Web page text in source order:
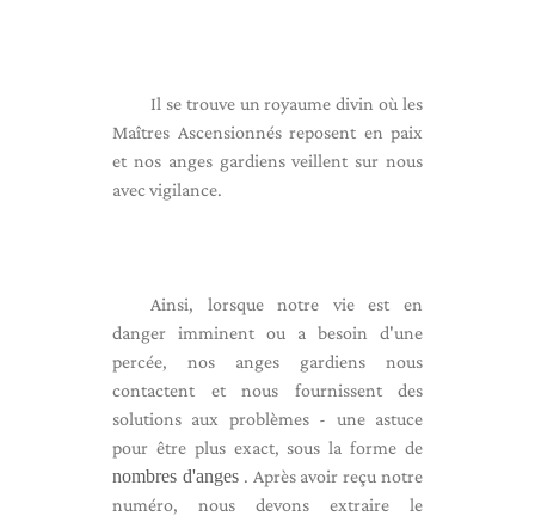
Il se trouve un royaume divin où les
Maîtres Ascensionnés reposent en paix
et nos anges gardiens veillent sur nous
avec vigilance.
Ainsi, lorsque notre vie est en
danger imminent ou a besoin d'une
percée, nos anges gardiens nous
contactent et nous fournissent des
solutions aux problèmes - une astuce
pour être plus exact, sous la forme de
nombres d'anges. Après avoir reçu notre
numéro, nous devons extraire le